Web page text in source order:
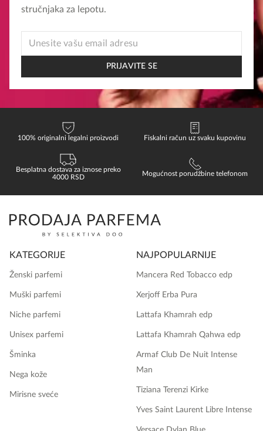
stručnjaka za lepotu.
EMAIL
PRIJAVITE SE
100% originalni legalni proizvodi Fiskalni račun uz svaku kupovinu
Besplatna dostava za iznose preko
4000 RSD
Mogućnost porudžbine telefonom
KATEGORIJE
Ženski parfemi
Muški parfemi
Niche parfemi
Unisex parfemi
Šminka
Nega kože
Mirisne sveće
NAJPOPULARNIJE
Mancera Red Tobacco edp
Xerjoff Erba Pura
Lattafa Khamrah edp
Lattafa Khamrah Qahwa edp
Armaf Club De Nuit Intense
Man
Tiziana Terenzi Kirke
Yves Saint Laurent Libre Intense